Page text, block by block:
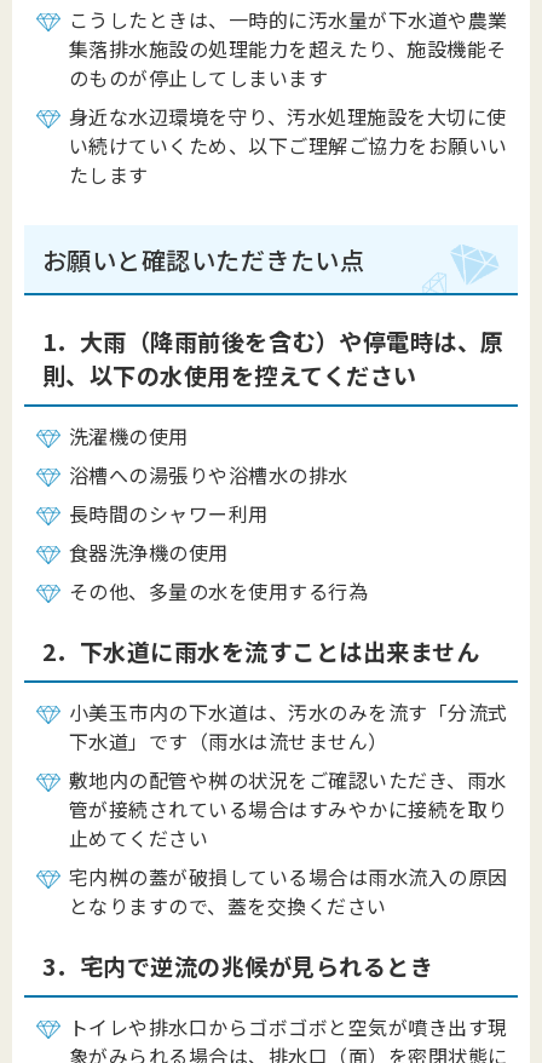
こうしたときは、一時的に汚水量が下水道や農業
集落排水施設の処理能力を超えたり、施設機能そ
のものが停止してしまいます
身近な水辺環境を守り、汚水処理施設を大切に使
い続けていくため、以下ご理解ご協力をお願いい
たします
お願いと確認いただきたい点
1．大雨（降雨前後を含む）や停電時は、原
則、以下の水使用を控えてください
洗濯機の使用
浴槽への湯張りや浴槽水の排水
長時間のシャワー利用
食器洗浄機の使用
その他、多量の水を使用する行為
2．下水道に雨水を流すことは出来ません
小美玉市内の下水道は、汚水のみを流す「分流式
下水道」です（雨水は流せません）
敷地内の配管や桝の状況をご確認いただき、雨水
管が接続されている場合はすみやかに接続を取り
止めてください
宅内桝の蓋が破損している場合は雨水流入の原因
となりますので、蓋を交換ください
3．宅内で逆流の兆候が見られるとき
トイレや排水口からゴボゴボと空気が噴き出す現
象がみられる場合は、排水口（面）を密閉状態に